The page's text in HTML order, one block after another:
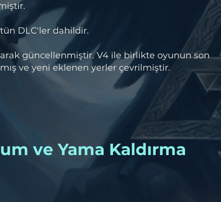
DLC'ler dahildir.
güncellenmiştir. V4 ile birlikte oyunun son
ve yeni eklenen yerler çevrilmiştir.
ve Yama Kaldırma